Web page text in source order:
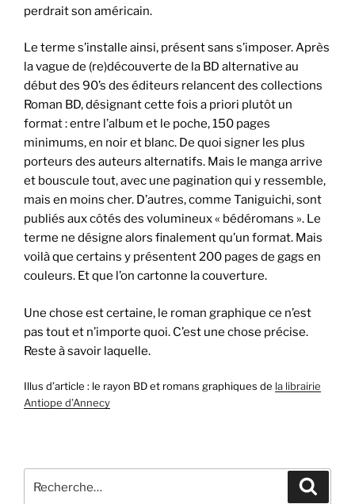
perdrait son américain.
Le terme s’installe ainsi, présent sans s’imposer. Après
la vague de (re)découverte de la BD alternative au
début des 90’s des éditeurs relancent des collections
Roman BD, désignant cette fois a priori plutôt un
format : entre l’album et le poche, 150 pages
minimums, en noir et blanc. De quoi signer les plus
porteurs des auteurs alternatifs. Mais le manga arrive
et bouscule tout, avec une pagination qui y ressemble,
mais en moins cher. D’autres, comme Taniguichi, sont
publiés aux côtés des volumineux « bédéromans ». Le
terme ne désigne alors finalement qu’un format. Mais
voilà que certains y présentent 200 pages de gags en
couleurs. Et que l’on cartonne la couverture.
Une chose est certaine, le roman graphique ce n’est
pas tout et n’importe quoi. C’est une chose précise.
Reste à savoir laquelle.
Illus d’article : le rayon BD et romans graphiques de la librairie
Antiope d’Annecy
pour